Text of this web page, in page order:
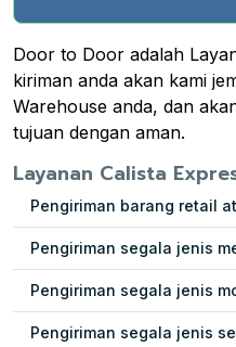
Door to Door adalah
kiriman anda akan kami
Warehouse anda, dan
tujuan dengan aman.
Layanan Calista
Pengiriman barang retail
Pengiriman segala jenis
Pengiriman segala jenis
Pengiriman segala jenis